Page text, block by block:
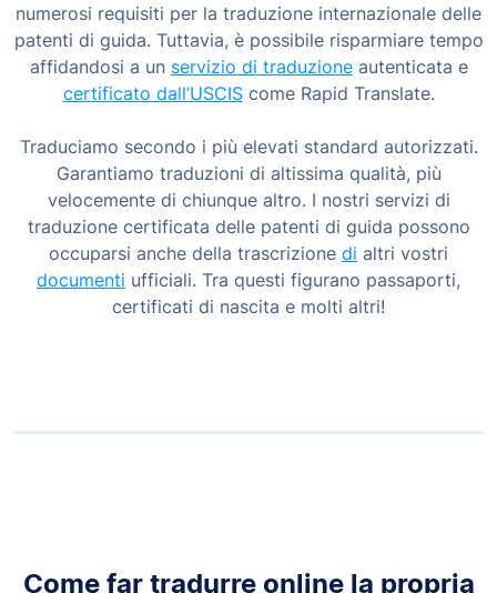
numerosi requisiti per la traduzione internazionale delle
patenti di guida. Tuttavia, è possibile risparmiare tempo
affidandosi a un servizio di traduzioneautenticata e
certificato dall’USCIScome Rapid Translate.
Traduciamo secondo i più elevati standard autorizzati.
Garantiamo traduzioni di altissima qualità, più
velocemente di chiunque altro. I nostri servizi di
traduzione certificata delle patenti di guida possono
occuparsi anche della trascrizione di altri vostri
documenti ufficiali. Tra questi figurano passaporti,
certificati di nascita e molti altri!
Come far tradurre online la propria